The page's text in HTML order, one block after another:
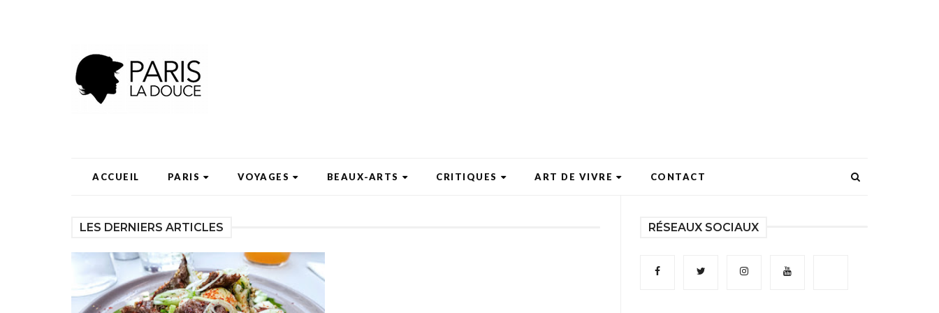
ACCUEIL PARIS VOYAGES BEAUX-ARTS CRITIQUES ART DE VIVRE CONTACT
LES DERNIERS ARTICLES RÉSEAUX SOCIAUX